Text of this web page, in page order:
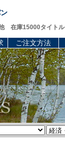
在庫15000タイトル
ご注文方法